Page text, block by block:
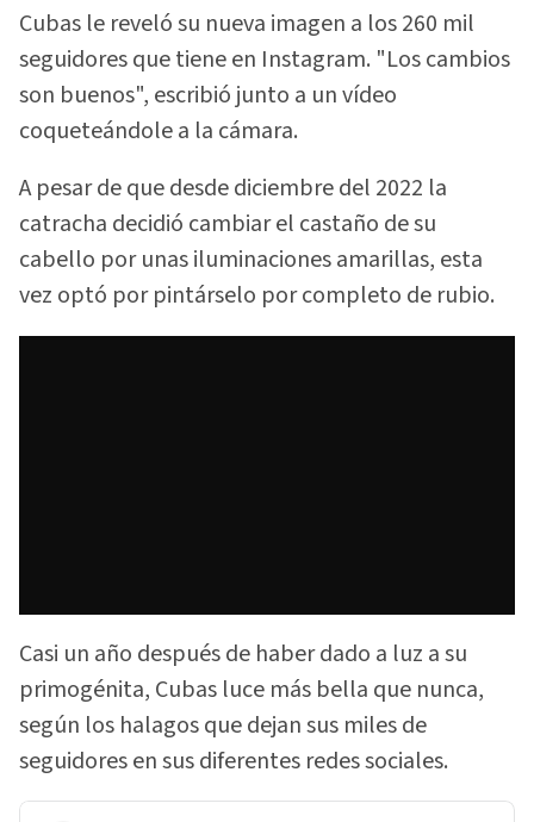
Cubas le reveló su nueva imagen a los 260 mil
seguidores que tiene en Instagram. "Los cambios
son buenos", escribió junto a un vídeo
coqueteándole a la cámara.
A pesar de que desde diciembre del 2022 la
catracha decidió cambiar el castaño de su
cabello por unas iluminaciones amarillas, esta
vez optó por pintárselo por completo de rubio.
Casi un año después de haber dado a luz a su
primogénita, Cubas luce más bella que nunca,
según los halagos que dejan sus miles de
seguidores en sus diferentes redes sociales.